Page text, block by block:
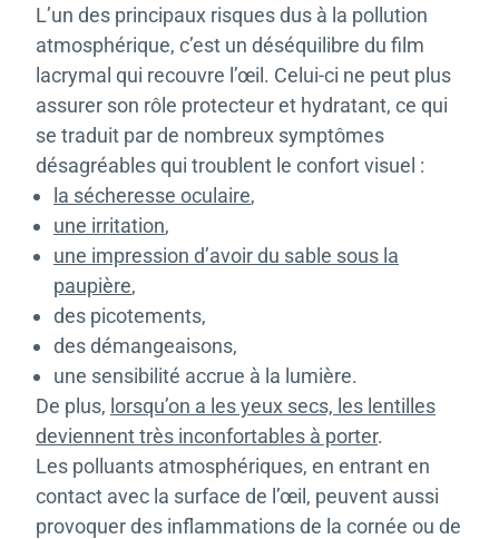
L’un des principaux risques dus à la pollution
atmosphérique, c’est un déséquilibre du film
lacrymal qui recouvre l’œil. Celui-ci ne peut plus
assurer son rôle protecteur et hydratant, ce qui
se traduit par de nombreux symptômes
désagréables qui troublent le confort visuel :
la sécheresse oculaire,
une irritation,
une impression d’avoir du sable sous la
paupière,
des picotements,
des démangeaisons,
une sensibilité accrue à la lumière.
De plus, lorsqu’on a les yeux secs, les lentilles
deviennent très inconfortables à porter.
Les polluants atmosphériques, en entrant en
contact avec la surface de l’œil, peuvent aussi
provoquer des inflammations de la cornée ou de